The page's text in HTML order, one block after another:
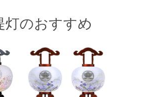
灯のおすすめ